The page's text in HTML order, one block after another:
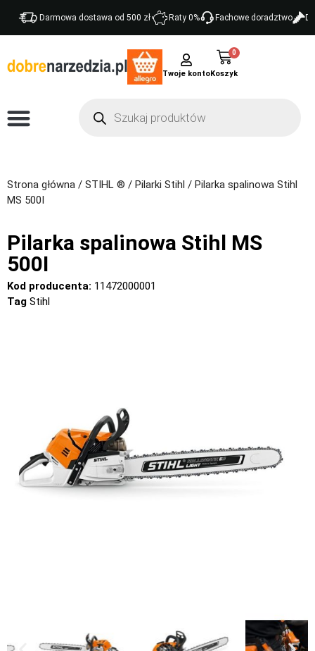
Darmowa dostawa od 500 zł Raty 0% Fachowe doradztwo
Twoje konto
0
Strona główna / STIHL ® / Pilarki Stihl / Pilarka spalinowa Stihl
MS 500I
Pilarka spalinowa Stihl MS
500I
Kod producenta: 11472000001
Tag Stihl